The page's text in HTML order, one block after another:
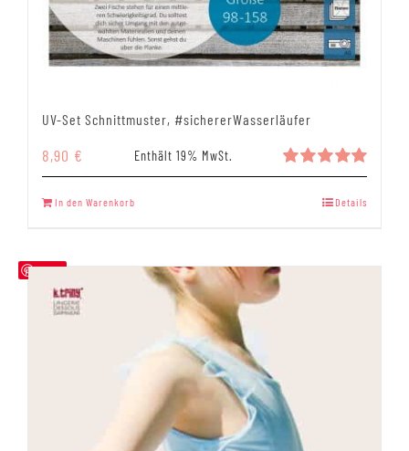
UV-Set Schnittmuster, #sichererWasserläufer
Bewertet
5.00
8,90 € Enthält 19% MwSt.
In den Warenkorb Details
Save